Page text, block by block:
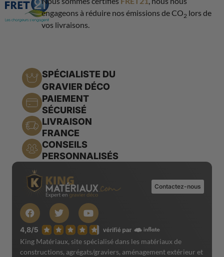
engageons à réduire nos émissions de CO2 lors de
vos livraisons.
SPÉCIALISTE DU
GRAVIER DÉCO
PAIEMENT
SÉCURISÉ
LIVRAISON
FRANCE
CONSEILS
PERSONNALISÉS
Contactez-nous
King Matériaux, site spécialisé dans les matériaux de
constructions, agrégats/graviers, aménagement extérieur et